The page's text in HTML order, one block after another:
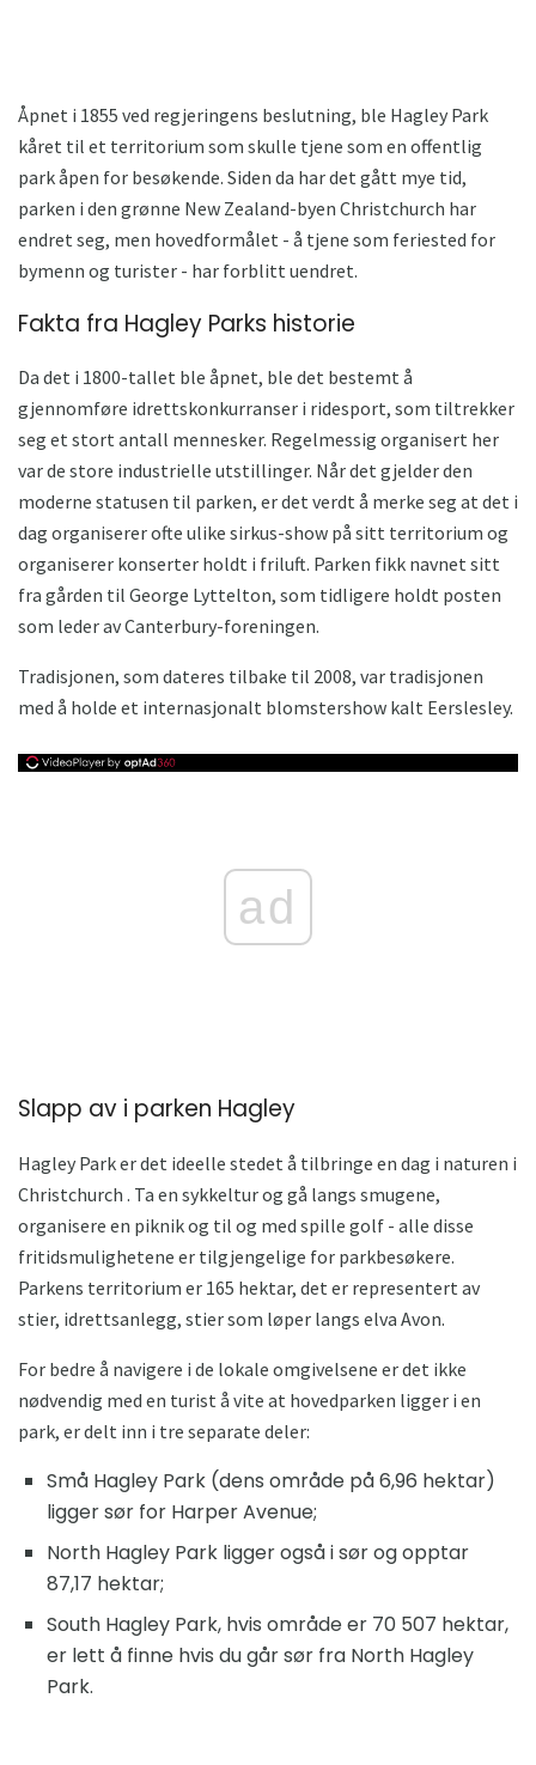
Åpnet i 1855 ved regjeringens beslutning, ble Hagley Park
kåret til et territorium som skulle tjene som en offentlig
park åpen for besøkende. Siden da har det gått mye tid,
parken i den grønne New Zealand-byen Christchurch har
endret seg, men hovedformålet - å tjene som feriested for
bymenn og turister - har forblitt uendret.
Fakta fra Hagley Parks historie
Da det i 1800-tallet ble åpnet, ble det bestemt å
gjennomføre idrettskonkurranser i ridesport, som tiltrekker
seg et stort antall mennesker. Regelmessig organisert her
var de store industrielle utstillinger. Når det gjelder den
moderne statusen til parken, er det verdt å merke seg at det i
dag organiserer ofte ulike sirkus-show på sitt territorium og
organiserer konserter holdt i friluft. Parken fikk navnet sitt
fra gården til George Lyttelton, som tidligere holdt posten
som leder av Canterbury-foreningen.
Tradisjonen, som dateres tilbake til 2008, var tradisjonen
med å holde et internasjonalt blomstershow kalt Eerslesley.
ad
Slapp av i parken Hagley
Hagley Park er det ideelle stedet å tilbringe en dag i naturen i
Christchurch . Ta en sykkeltur og gå langs smugene,
organisere en piknik og til og med spille golf - alle disse
fritidsmulighetene er tilgjengelige for parkbesøkere.
Parkens territorium er 165 hektar, det er representert av
stier, idrettsanlegg, stier som løper langs elva Avon.
For bedre å navigere i de lokale omgivelsene er det ikke
nødvendig med en turist å vite at hovedparken ligger i en
park, er delt inn i tre separate deler:
Små Hagley Park (dens område på 6,96 hektar)
ligger sør for Harper Avenue;
North Hagley Park ligger også i sør og opptar
87,17 hektar;
South Hagley Park, hvis område er 70 507 hektar,
er lett å finne hvis du går sør fra North Hagley
Park.